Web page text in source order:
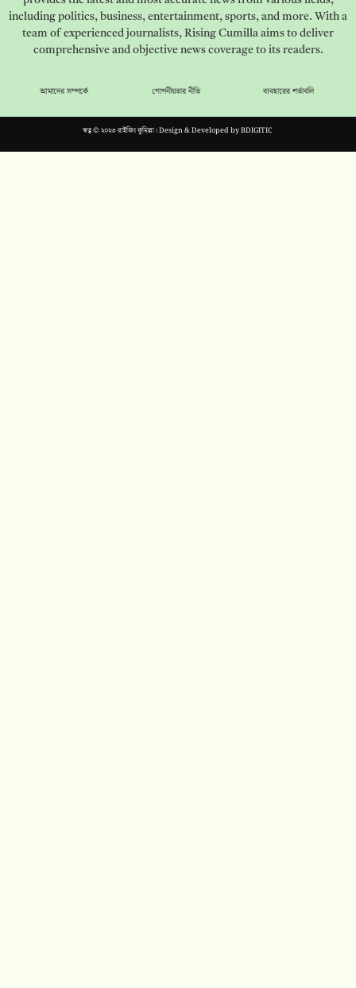
including politics, business, entertainment, sports, and more. With a
team of experienced journalists, Rising Cumilla aims to deliver
comprehensive and objective news coverage to its readers.
আমাদের সম্পর্কে গোপনীয়তার নীতি ব্যবহারের শর্তাবলি
স্বত্ব © ২০২৩ রাইজিং কুমিল্লা। Design & Developed byBDIGITIC